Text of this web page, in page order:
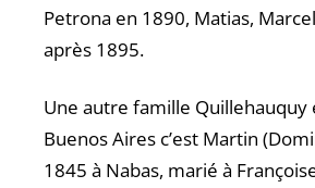
Petrona en 1890, Matias,
après 1895.
Une autre famille Quillehauquy
Buenos Aires c’est Martin
1845 à Nabas, marié à